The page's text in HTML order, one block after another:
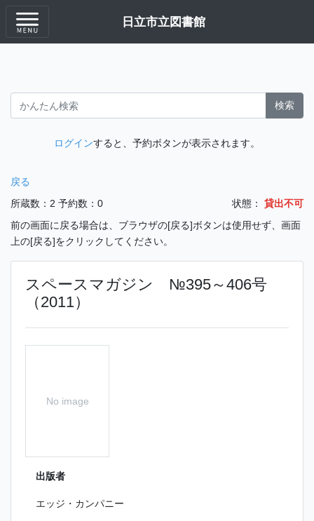
日立市立図書館
検索
ログインすると、予約ボタンが表示されます。
戻る
所蔵数：2 予約数：0 状態：
貸出不可
前の画面に戻る場合は、ブラウザの[戻る]ボタンは使用せず、画面
上の[戻る]をクリックしてください。
スペースマガジン №395～406号
（2011）
No image
出版者
エッジ・カンパニー